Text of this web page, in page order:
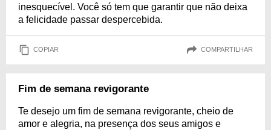
inesquecível. Você só tem que garantir que não deixa
a felicidade passar despercebida.
COPIAR COMPARTILHAR
Fim de semana revigorante
Te desejo um fim de semana revigorante, cheio de
amor e alegria, na presença dos seus amigos e